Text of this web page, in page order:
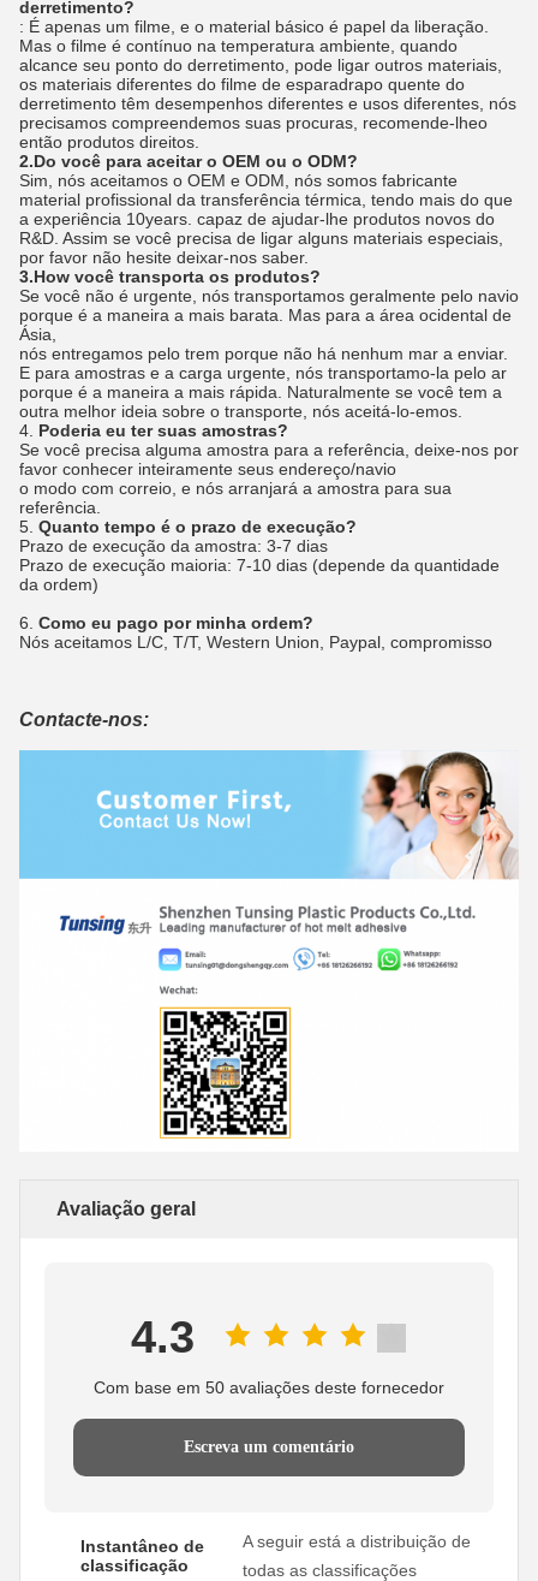
derretimento?
: É apenas um filme, e o material básico é papel da liberação.
Mas o filme é contínuo na temperatura ambiente, quando
alcance seu ponto do derretimento, pode ligar outros materiais,
os materiais diferentes do filme de esparadrapo quente do
derretimento têm desempenhos diferentes e usos diferentes, nós
precisamos compreendemos suas procuras, recomende-lheo
então produtos direitos.
2.Do você para aceitar o OEM ou o ODM?
Sim, nós aceitamos o OEM e ODM, nós somos fabricante
material profissional da transferência térmica, tendo mais do que
a experiência 10years. capaz de ajudar-lhe produtos novos do
R&D. Assim se você precisa de ligar alguns materiais especiais,
por favor não hesite deixar-nos saber.
3.How você transporta os produtos?
Se você não é urgente, nós transportamos geralmente pelo navio
porque é a maneira a mais barata. Mas para a área ocidental de
Ásia,
nós entregamos pelo trem porque não há nenhum mar a enviar.
E para amostras e a carga urgente, nós transportamo-la pelo ar
porque é a maneira a mais rápida. Naturalmente se você tem a
outra melhor ideia sobre o transporte, nós aceitá-lo-emos.
4. Poderia eu ter suas amostras?
Se você precisa alguma amostra para a referência, deixe-nos por
favor conhecer inteiramente seus endereço/navio
o modo com correio, e nós arranjará a amostra para sua
referência.
5. Quanto tempo é o prazo de execução?
Prazo de execução da amostra: 3-7 dias
Prazo de execução maioria: 7-10 dias (depende da quantidade
da ordem)
6. Como eu pago por minha ordem?
Nós aceitamos L/C, T/T, Western Union, Paypal, compromisso
Contacte-nos:
Avaliação geral
4.3
Com base em 50 avaliações deste fornecedor
Escreva um comentário
Instantâneo de
classificação
A seguir está a distribuição de
todas as classificações